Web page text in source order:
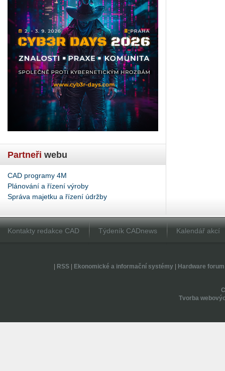
Partneři webu
CAD programy 4M
Plánování a řízení výroby
Správa majetku a řízení údržby
Kontakty redakce CAD Týdeník CADnews Kalendář akcí
RSS| Ekonomické a informační systémy| Hardware forum
Tvorba